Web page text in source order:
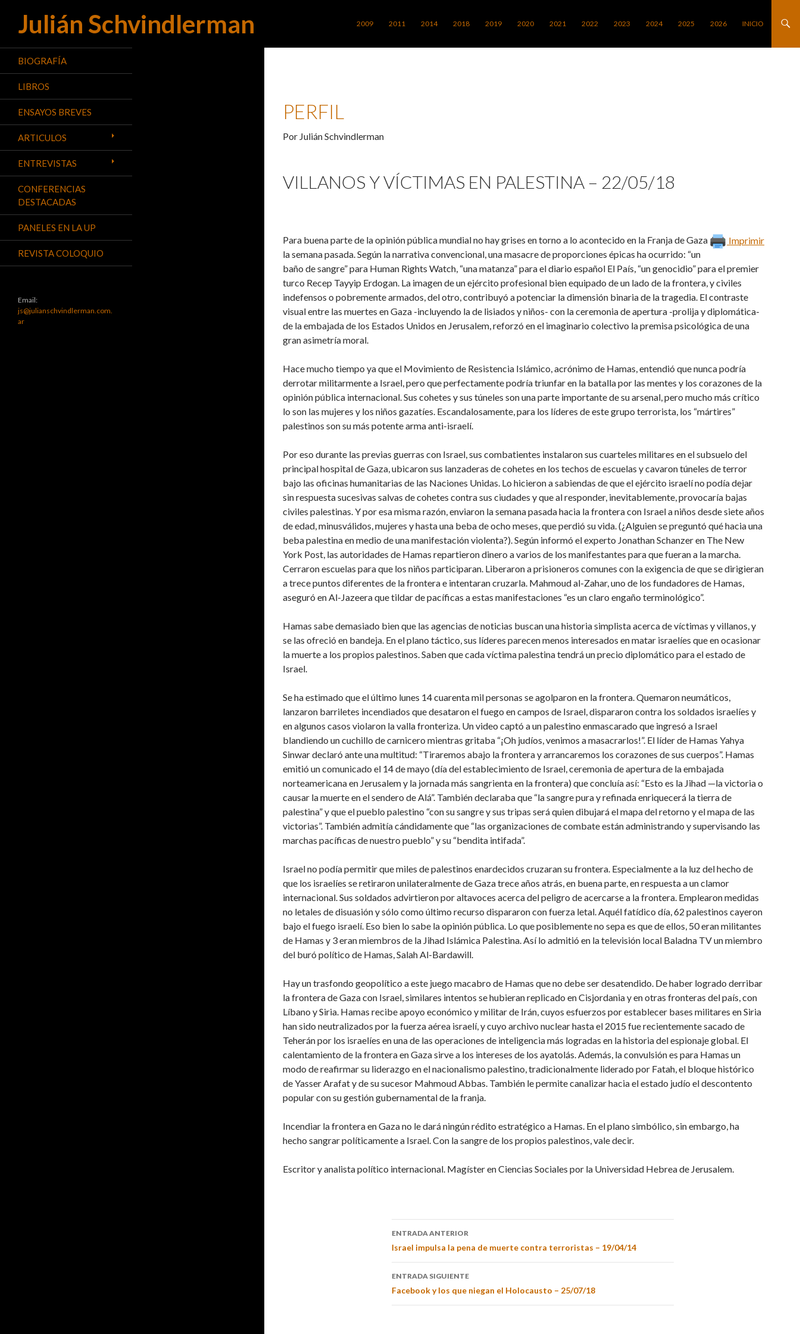
Julián Schvindlerman
Buscar SALTAR AL CONTENIDO
2009 2011 2014 2018 2019 2020 2021 2022 2023 2024 2025 2026 INICIO
PERFIL
Por Julián Schvindlerman
VILLANOS Y VÍCTIMAS EN PALESTINA – 22/05/18
Imprimir
Para buena parte de la opinión pública mundial no hay grises en torno a lo acontecido en la Franja de Gaza
la semana pasada. Según la narrativa convencional, una masacre de proporciones épicas ha ocurrido: “un
baño de sangre” para Human Rights Watch, “una matanza” para el diario español El País, “un genocidio” para el premier
turco Recep Tayyip Erdogan. La imagen de un ejército profesional bien equipado de un lado de la frontera, y civiles
indefensos o pobremente armados, del otro, contribuyó a potenciar la dimensión binaria de la tragedia. El contraste
visual entre las muertes en Gaza -incluyendo la de lisiados y niños- con la ceremonia de apertura -prolija y diplomática-
de la embajada de los Estados Unidos en Jerusalem, reforzó en el imaginario colectivo la premisa psicológica de una
gran asimetría moral.
Hace mucho tiempo ya que el Movimiento de Resistencia Islámico, acrónimo de Hamas, entendió que nunca podría
derrotar militarmente a Israel, pero que perfectamente podría triunfar en la batalla por las mentes y los corazones de la
opinión pública internacional. Sus cohetes y sus túneles son una parte importante de su arsenal, pero mucho más crítico
lo son las mujeres y los niños gazatíes. Escandalosamente, para los líderes de este grupo terrorista, los “mártires”
palestinos son su más potente arma anti-israelí.
Por eso durante las previas guerras con Israel, sus combatientes instalaron sus cuarteles militares en el subsuelo del
principal hospital de Gaza, ubicaron sus lanzaderas de cohetes en los techos de escuelas y cavaron túneles de terror
bajo las oficinas humanitarias de las Naciones Unidas. Lo hicieron a sabiendas de que el ejército israelí no podía dejar
sin respuesta sucesivas salvas de cohetes contra sus ciudades y que al responder, inevitablemente, provocaría bajas
civiles palestinas. Y por esa misma razón, enviaron la semana pasada hacia la frontera con Israel a niños desde siete años
de edad, minusválidos, mujeres y hasta una beba de ocho meses, que perdió su vida. (¿Alguien se preguntó qué hacia una
beba palestina en medio de una manifestación violenta?). Según informó el experto Jonathan Schanzer en The New
York Post, las autoridades de Hamas repartieron dinero a varios de los manifestantes para que fueran a la marcha.
Cerraron escuelas para que los niños participaran. Liberaron a prisioneros comunes con la exigencia de que se dirigieran
a trece puntos diferentes de la frontera e intentaran cruzarla. Mahmoud al-Zahar, uno de los fundadores de Hamas,
aseguró en Al-Jazeera que tildar de pacíficas a estas manifestaciones “es un claro engaño terminológico”.
Hamas sabe demasiado bien que las agencias de noticias buscan una historia simplista acerca de víctimas y villanos, y
se las ofreció en bandeja. En el plano táctico, sus líderes parecen menos interesados en matar israelíes que en ocasionar
la muerte a los propios palestinos. Saben que cada víctima palestina tendrá un precio diplomático para el estado de
Israel.
Se ha estimado que el último lunes 14 cuarenta mil personas se agolparon en la frontera. Quemaron neumáticos,
lanzaron barriletes incendiados que desataron el fuego en campos de Israel, dispararon contra los soldados israelíes y
en algunos casos violaron la valla fronteriza. Un video captó a un palestino enmascarado que ingresó a Israel
blandiendo un cuchillo de carnicero mientras gritaba “¡Oh judíos, venimos a masacrarlos!”. El líder de Hamas Yahya
Sinwar declaró ante una multitud: “Tiraremos abajo la frontera y arrancaremos los corazones de sus cuerpos”. Hamas
emitió un comunicado el 14 de mayo (día del establecimiento de Israel, ceremonia de apertura de la embajada
norteamericana en Jerusalem y la jornada más sangrienta en la frontera) que concluía así: “Esto es la Jihad —la victoria o
causar la muerte en el sendero de Alá”. También declaraba que “la sangre pura y refinada enriquecerá la tierra de
palestina” y que el pueblo palestino “con su sangre y sus tripas será quien dibujará el mapa del retorno y el mapa de las
victorias”. También admitía cándidamente que “las organizaciones de combate están administrando y supervisando las
marchas pacíficas de nuestro pueblo” y su “bendita intifada”.
Israel no podía permitir que miles de palestinos enardecidos cruzaran su frontera. Especialmente a la luz del hecho de
que los israelíes se retiraron unilateralmente de Gaza trece años atrás, en buena parte, en respuesta a un clamor
internacional. Sus soldados advirtieron por altavoces acerca del peligro de acercarse a la frontera. Emplearon medidas
no letales de disuasión y sólo como último recurso dispararon con fuerza letal. Aquél fatídico día, 62 palestinos cayeron
bajo el fuego israelí. Eso bien lo sabe la opinión pública. Lo que posiblemente no sepa es que de ellos, 50 eran militantes
de Hamas y 3 eran miembros de la Jihad Islámica Palestina. Así lo admitió en la televisión local Baladna TV un miembro
del buró político de Hamas, Salah Al-Bardawill.
Hay un trasfondo geopolítico a este juego macabro de Hamas que no debe ser desatendido. De haber logrado derribar
la frontera de Gaza con Israel, similares intentos se hubieran replicado en Cisjordania y en otras fronteras del país, con
Líbano y Siria. Hamas recibe apoyo económico y militar de Irán, cuyos esfuerzos por establecer bases militares en Siria
han sido neutralizados por la fuerza aérea israelí, y cuyo archivo nuclear hasta el 2015 fue recientemente sacado de
Teherán por los israelíes en una de las operaciones de inteligencia más logradas en la historia del espionaje global. El
calentamiento de la frontera en Gaza sirve a los intereses de los ayatolás. Además, la convulsión es para Hamas un
modo de reafirmar su liderazgo en el nacionalismo palestino, tradicionalmente liderado por Fatah, el bloque histórico
de Yasser Arafat y de su sucesor Mahmoud Abbas. También le permite canalizar hacia el estado judío el descontento
popular con su gestión gubernamental de la franja.
Incendiar la frontera en Gaza no le dará ningún rédito estratégico a Hamas. En el plano simbólico, sin embargo, ha
hecho sangrar políticamente a Israel. Con la sangre de los propios palestinos, vale decir.
Escritor y analista político internacional. Magíster en Ciencias Sociales por la Universidad Hebrea de Jerusalem.
ENTRADA ANTERIOR
Israel impulsa la pena de muerte contra terroristas – 19/04/14
ENTRADA SIGUIENTE
Facebook y los que niegan el Holocausto – 25/07/18
BIOGRAFÍA
LIBROS
ENSAYOS BREVES
ARTICULOS
ENTREVISTAS
CONFERENCIAS
DESTACADAS
PANELES EN LA UP
REVISTA COLOQUIO
Email:
js@julianschvindlerman.com.
ar